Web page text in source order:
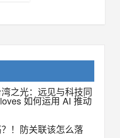
之光：远见与科技同
如何运用 AI 推动
！防关联该怎么落